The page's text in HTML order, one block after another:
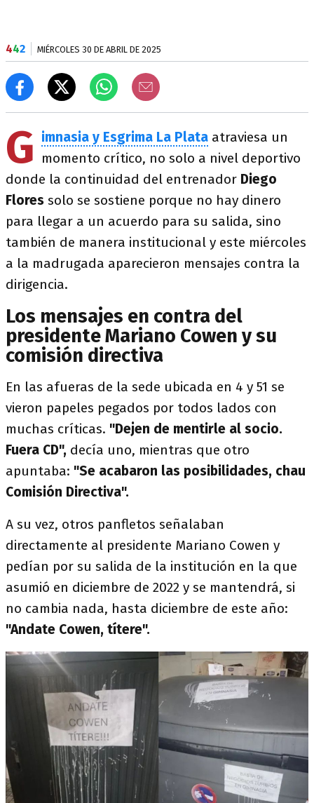
442 MIÉRCOLES 30 DE ABRIL DE 2025
G imnasia y Esgrima La Plata atraviesa un
momento crítico, no solo a nivel deportivo
donde la continuidad del entrenador Diego
Flores solo se sostiene porque no hay dinero
para llegar a un acuerdo para su salida, sino
también de manera institucional y este miércoles
a la madrugada aparecieron mensajes contra la
dirigencia.
Los mensajes en contra del
presidente Mariano Cowen y su
comisión directiva
En las afueras de la sede ubicada en 4 y 51 se
vieron papeles pegados por todos lados con
muchas críticas. "Dejen de mentirle al socio.
Fuera CD", decía uno, mientras que otro
apuntaba: "Se acabaron las posibilidades, chau
Comisión Directiva".
A su vez, otros panfletos señalaban
directamente al presidente Mariano Cowen y
pedían por su salida de la institución en la que
asumió en diciembre de 2022 y se mantendrá, si
no cambia nada, hasta diciembre de este año:
"Andate Cowen, títere".